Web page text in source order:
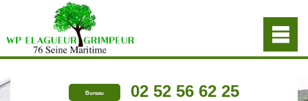
Bureau 02 52 56 62 25